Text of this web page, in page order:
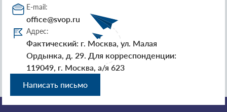
E-mail:
office@svop.ru
Адрес:
Фактический: г. Москва, ул. Малая
Ордынка, д. 29. Для корреспонденции:
119049, г. Москва, а/я 623
Написать письмо